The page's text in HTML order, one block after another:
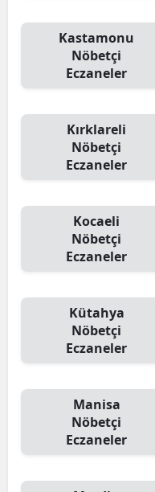
Kastamonu
Nöbetçi
Eczaneler
Kırklareli
Nöbetçi
Eczaneler
Kocaeli
Nöbetçi
Eczaneler
Kütahya
Nöbetçi
Eczaneler
Manisa
Nöbetçi
Eczaneler